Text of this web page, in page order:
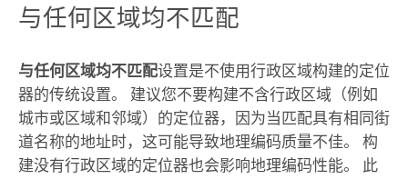
与任何区域均不匹配
与任何区域均不匹配设置是不使用行政区域构建的定位
器的传统设置。 建议您不要构建不含行政区域（例如
城市或区域和邻域）的定位器，因为当匹配具有相同街
道名称的地址时，这可能导致地理编码质量不佳。 构
建没有行政区域的定位器也会影响地理编码性能。 此